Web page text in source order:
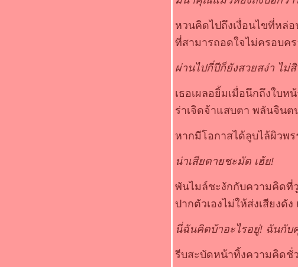
หวนคิดไปถึงเงื่อนไขที่หล่
ที่สามารถอดใจไม่ครอบค
ผ่านไปกี่ปีก็ยังสวยสง่า ไม่
เธอเผลอยิ้มเมื่อนึกถึงใบห
ร่าเจิดจ้าแสบตา พลันจินต
หากมีโอกาสได้ลูบไล้ผิว
น่าเสียดายชะมัด เฮ้ย!
พันไมล์ชะงักกับความคิดที่
ปากตัวเองไม่ให้ส่งเสียงดั
นี่ฉันคิดบ้าอะไรอยู่! ฉันกับ
รีบสะบัดหน้าทิ้งความคิดชั่